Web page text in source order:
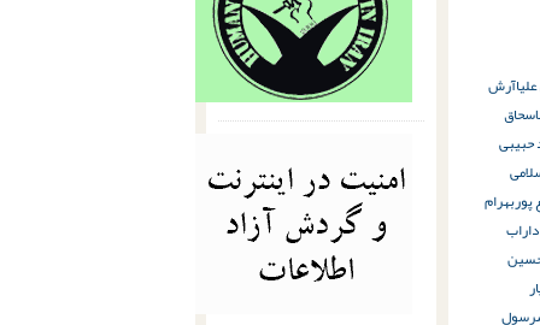
آرش
اسحاق
حبیبی
پوربهرام
رسول